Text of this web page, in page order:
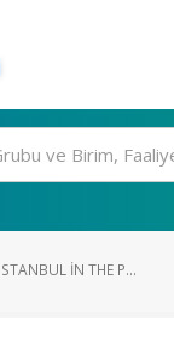
IN THE P...